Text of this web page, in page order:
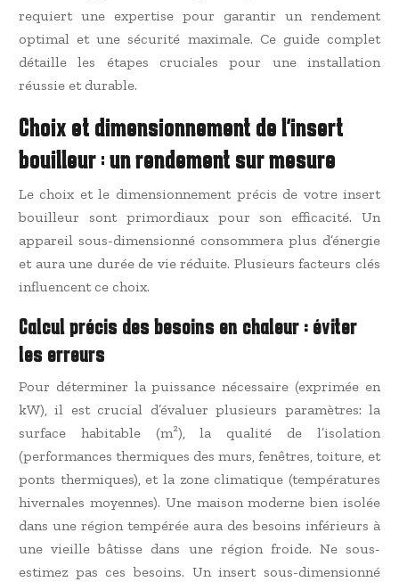
requiert une expertise pour garantir un rendement
optimal et une sécurité maximale. Ce guide complet
détaille les étapes cruciales pour une installation
réussie et durable.
Choix et dimensionnement de l’insert
bouilleur : un rendement sur mesure
Le choix et le dimensionnement précis de votre insert
bouilleur sont primordiaux pour son efficacité. Un
appareil sous-dimensionné consommera plus d’énergie
et aura une durée de vie réduite. Plusieurs facteurs clés
influencent ce choix.
Calcul précis des besoins en chaleur : éviter
les erreurs
Pour déterminer la puissance nécessaire (exprimée en
kW), il est crucial d’évaluer plusieurs paramètres: la
surface habitable (m²), la qualité de l’isolation
(performances thermiques des murs, fenêtres, toiture, et
ponts thermiques), et la zone climatique (températures
hivernales moyennes). Une maison moderne bien isolée
dans une région tempérée aura des besoins inférieurs à
une vieille bâtisse dans une région froide. Ne sous-
estimez pas ces besoins. Un insert sous-dimensionné